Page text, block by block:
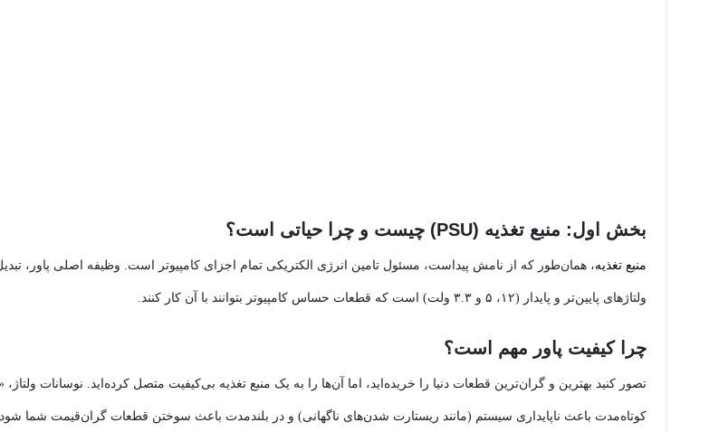
بخش اول: منبع تغذیه (PSU) چیست و چرا حیاتی است؟
منبع تغذیه
ولتاژهای پایین‌تر و پایدار (۱۲، ۵ و ۳.۳ ولت) است که قطعات حساس کامپیوتر بتوانند با آن کار کنند.
چرا کیفیت پاور مهم است؟
کوتاه‌مدت باعث ناپایداری سیستم (مانند ریستارت شدن‌های ناگهانی) و در بلندمدت باعث سوختن قطعات گران‌قیمت شما شود.